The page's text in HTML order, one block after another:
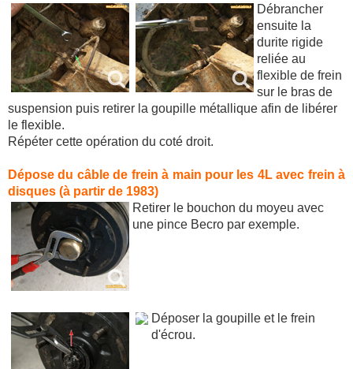
Débrancher
ensuite la
durite rigide
reliée au
flexible de frein
sur le bras de
suspension puis retirer la goupille métallique afin de libérer
le flexible.
Répéter cette opération du coté droit.
Dépose du câble de frein à main pour les 4L avec frein à
disques (à partir de 1983)
Retirer le bouchon du moyeu avec
une pince Becro par exemple.
Déposer la goupille et le frein
d'écrou.